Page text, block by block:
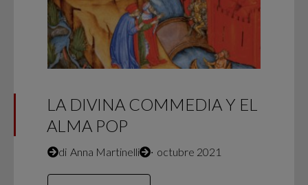
LA DIVINA COMMEDIA Y EL
ALMA POP
di Anna Martinelli ∙ octubre 2021